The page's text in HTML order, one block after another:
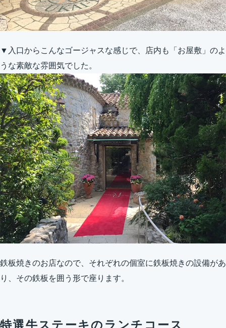
▼入口からこんなゴージャスな感じで、店内も「お屋敷」のよ
うな素敵な雰囲気でした。
鉄板焼きのお店なので、それぞれの個室に鉄板焼きの設備があ
り、その鉄板を囲う形で座ります。
特選牛ステーキのランチコース